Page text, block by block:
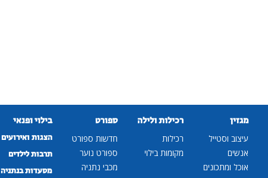
מגזין
עיצוב וסטייל
אנשים
אוכל ומתכונים
רכילות ולילה
רכילות
מקומות בילוי
ספורט
חדשות ספורט
ספורט נוער
מכבי נתניה
בילוי ופנאי
הצגות ואירועים
תרבות לילדים
מסעדות בנתניה